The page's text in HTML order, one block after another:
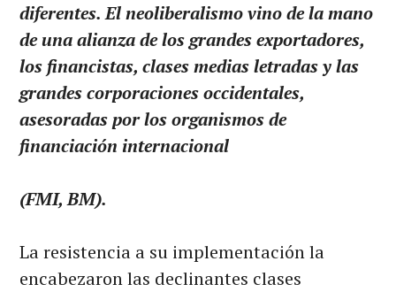
diferentes. El neoliberalismo vino de la mano
de una alianza de los grandes exportadores,
los financistas, clases medias letradas y las
grandes corporaciones occidentales,
asesoradas por los organismos de
financiación internacional
(FMI, BM).
La resistencia a su implementación la
encabezaron las declinantes clases